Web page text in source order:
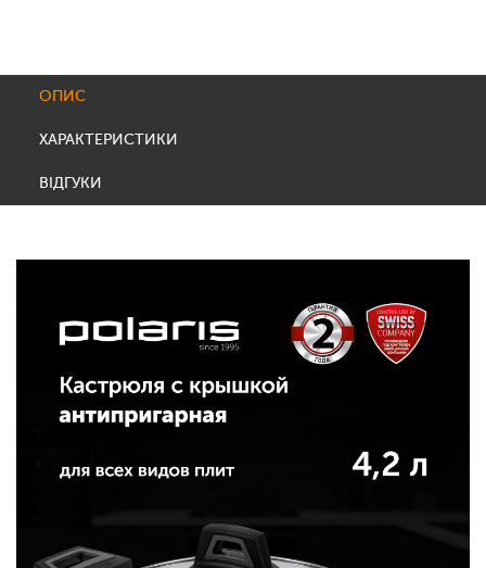
ОПИС
ХАРАКТЕРИСТИКИ
ВІДГУКИ